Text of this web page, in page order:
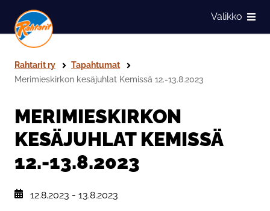
Siirry sivun sisältöön
Näytä
Valikko
Rahtarit ry
Tapahtumat
Merimieskirkon kesäjuhlat Kemissä 12.-13.8.2023
MERIMIESKIRKON
KESÄJUHLAT KEMISSÄ
12.-13.8.2023
, Tapahtuman päiväys:
12.8.2023 - 13.8.2023